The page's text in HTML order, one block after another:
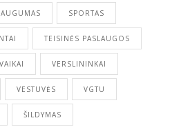
SPORTAS
TEISINĖS PASLAUGOS
VAIKAI VERSLININKAI
VESTUVĖS VGTU
ŠILDYMAS